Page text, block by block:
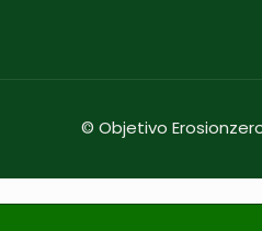
© Objetivo